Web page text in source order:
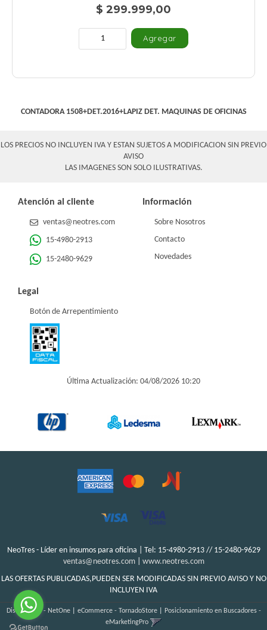
$ 299.999,00
CONTADORA 1508+DET.2016+LAPIZ DET. MAQUINAS DE OFICINAS
LOS PRECIOS NO INCLUYEN IVA Y ESTAN SUJETOS A MODIFICACION SIN PREVIO
AVISO
LAS IMAGENES SON SOLO ILUSTRATIVAS.
Atención al cliente
ventas@neotres.com
15-4980-2913
15-2480-9629
Información
Sobre Nosotros
Contacto
Novedades
Legal
Botón de Arrepentimiento
Última Actualización: 04/08/2026 10:20
NeoTres - Líder en insumos para oficina | Tel: 15-4980-2913 // 15-2480-9629
ventas@neotres.com| www.neotres.com
LAS OFERTAS PUBLICADAS,PUEDEN SER MODIFICADAS SIN PREVIO AVISO Y NO
INCLUYEN IVA
Diseño Web - NetOne| eCommerce - TornadoStore|
Posicionamiento en Buscadores -
eMarketingPro